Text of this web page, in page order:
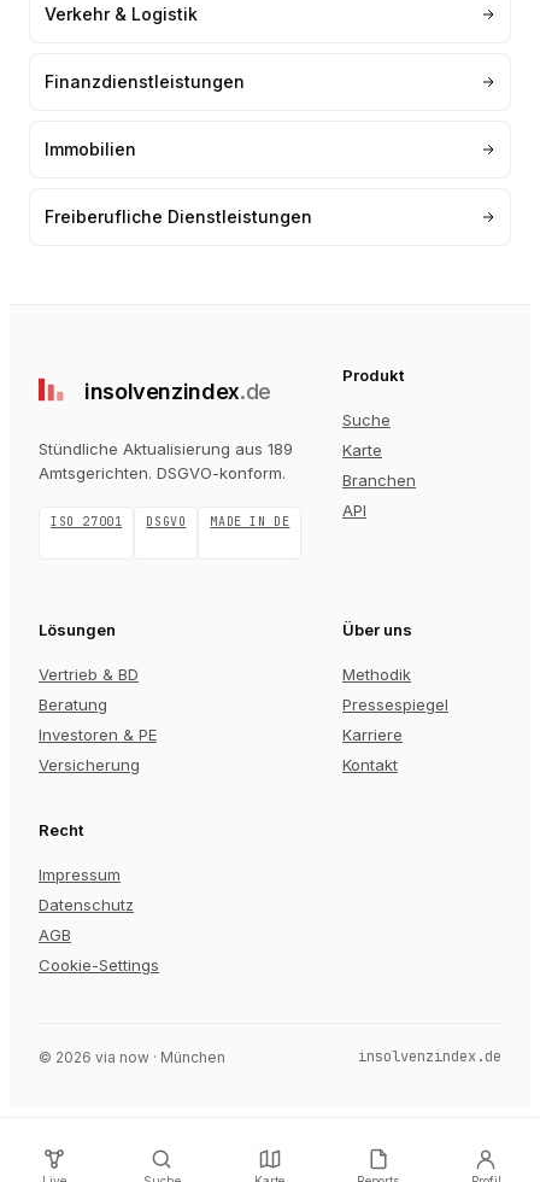
Verkehr & Logistik
Finanzdienstleistungen
Immobilien
Freiberufliche Dienstleistungen
insolvenzindex.de
Stündliche Aktualisierung aus 189
Amtsgerichten. DSGVO-konform.
ISO 27001 DSGVO MADE IN DE
Produkt
Suche
Karte
Branchen
API
Lösungen
Vertrieb & BD
Beratung
Investoren & PE
Versicherung
Über uns
Methodik
Pressespiegel
Karriere
Kontakt
Recht
Impressum
Datenschutz
AGB
Cookie-Settings
© 2026 via now · München insolvenzindex.de